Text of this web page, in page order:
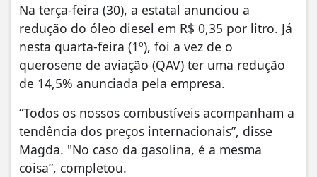
Na terça-feira (30), a estatal anunciou a
redução do óleo diesel em R$ 0,35 por litro. Já
nesta quarta-feira (1º), foi a vez de o
querosene de aviação (QAV) ter uma redução
de 14,5% anunciada pela empresa.
“Todos os nossos combustíveis acompanham a
tendência dos preços internacionais”, disse
Magda. "No caso da gasolina, é a mesma
coisa”, completou.